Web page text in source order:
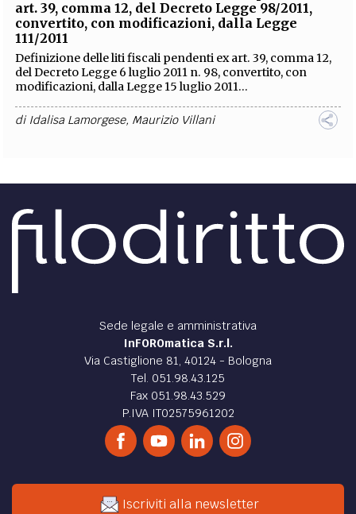
art. 39, comma 12, del Decreto Legge 98/2011,
convertito, con modificazioni, dalla Legge
111/2011
Definizione delle liti fiscali pendenti ex art. 39, comma 12,
del Decreto Legge 6 luglio 2011 n. 98, convertito, con
modificazioni, dalla Legge 15 luglio 2011...
di Idalisa Lamorgese, Maurizio Villani
Sede legale e amministrativa
InFOROmatica S.r.l.
Via Castiglione 81, 40124 - Bologna
Tel. 051.98.43.125
Fax 051.98.43.529
P.IVA IT02575961202
Iscriviti alla newsletter